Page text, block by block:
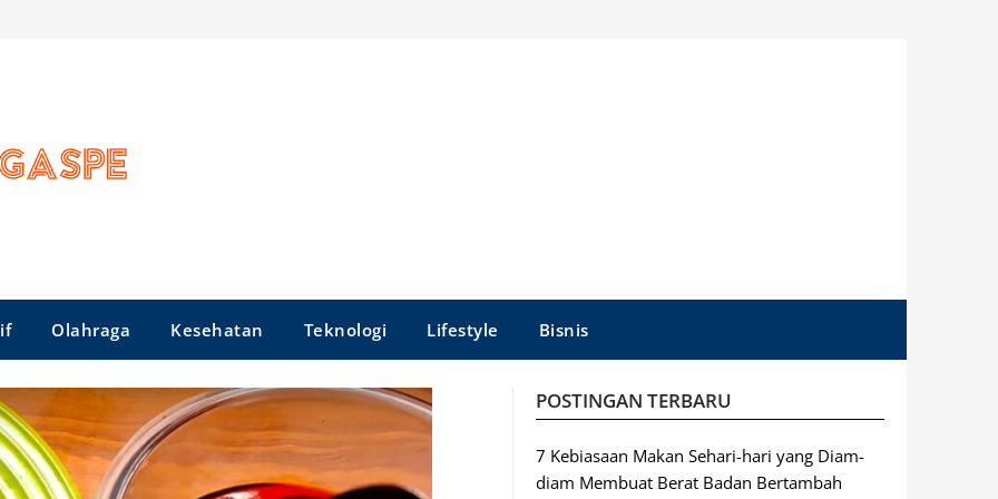
Olahraga Kesehatan Teknologi Lifestyle Bisnis
POSTINGAN TERBARU
7 Kebiasaan Makan Sehari-hari yang Diam-
diam Membuat Berat Badan Bertambah